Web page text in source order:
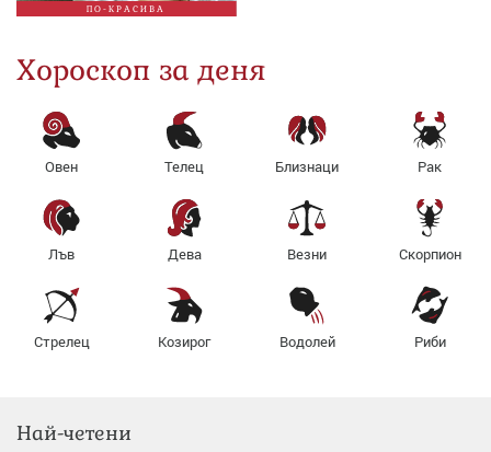
ПО-КРАСИВА
Хороскоп за деня
Овен Телец Близнаци Рак
Лъв Дева Везни Скорпион
Стрелец Козирог Водолей Риби
Най-четени